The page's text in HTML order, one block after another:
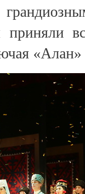
приняли